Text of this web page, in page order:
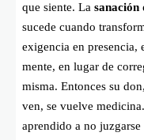
que siente. La sanación
sucede cuando
exigencia en presencia,
mente, en lugar de
misma. Entonces su
ven, se vuelve
aprendido a no juzgarse